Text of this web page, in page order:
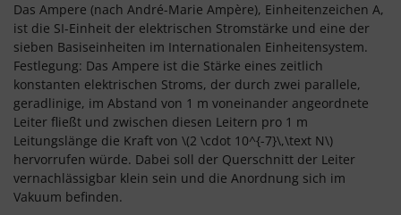
Das Ampere (nach André-Marie Ampère), Einheitenzeichen A,
ist die SI-Einheit der elektrischen Stromstärke und eine der
sieben Basiseinheiten im Internationalen Einheitensystem.
Festlegung: Das Ampere ist die Stärke eines zeitlich
konstanten elektrischen Stroms, der durch zwei parallele,
geradlinige, im Abstand von 1 m voneinander angeordnete
Leiter fließt und zwischen diesen Leitern pro 1 m
Leitungslänge die Kraft von \(2 \cdot 10^{-7}\,\text N\)
hervorrufen würde. Dabei soll der Querschnitt der Leiter
vernachlässigbar klein sein und die Anordnung sich im
Vakuum befinden.